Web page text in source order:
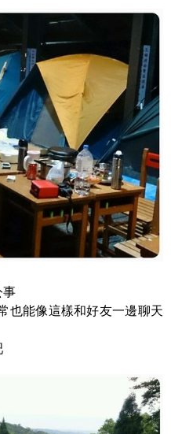
事
也能像這樣和好友一邊聊天